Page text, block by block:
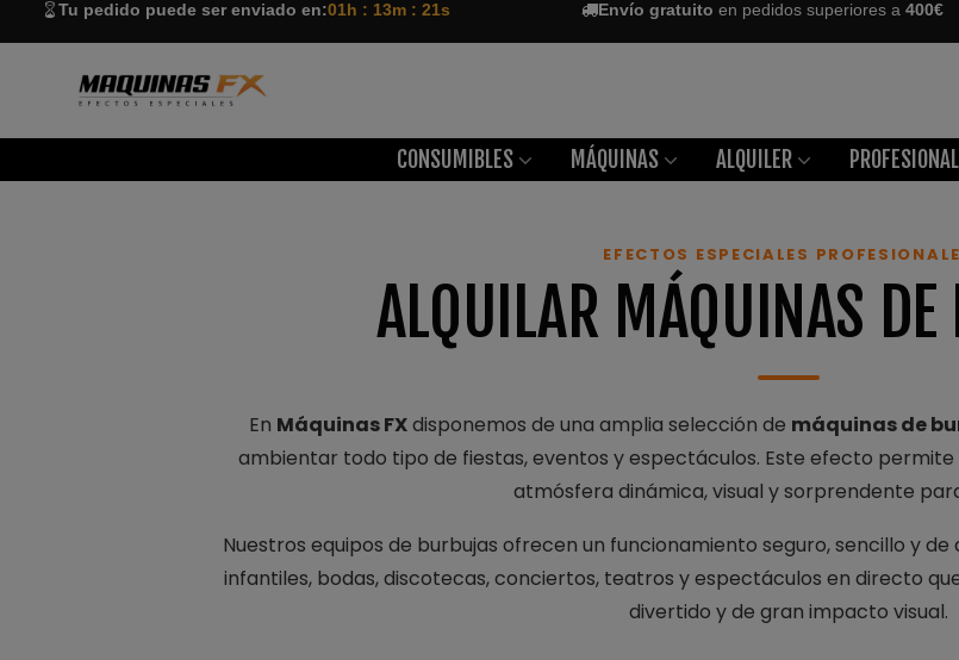
Tu pedido puede ser enviado en:01h : 13m : 20s Envío gratuito en pedidos superiores a 400€
CONSUMIBLES MÁQUINAS ALQUILER
EFECTOS ESPECIALES
ALQUILAR MÁQUINAS
En Máquinas FXdisponemos de una amplia selección de máquinas de
ambientar todo tipo de fiestas, eventos y espectáculos. Este efecto
atmósfera dinámica, visual y sorprendente
Nuestros equipos de burbujas ofrecen un funcionamiento seguro, sencillo y
infantiles, bodas, discotecas, conciertos, teatros y espectáculos en directo
divertido y de gran impacto visual.